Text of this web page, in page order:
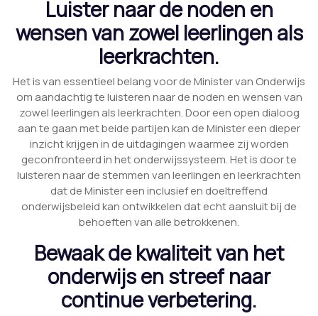
Luister naar de noden en
wensen van zowel leerlingen als
leerkrachten.
Het is van essentieel belang voor de Minister van Onderwijs
om aandachtig te luisteren naar de noden en wensen van
zowel leerlingen als leerkrachten. Door een open dialoog
aan te gaan met beide partijen kan de Minister een dieper
inzicht krijgen in de uitdagingen waarmee zij worden
geconfronteerd in het onderwijssysteem. Het is door te
luisteren naar de stemmen van leerlingen en leerkrachten
dat de Minister een inclusief en doeltreffend
onderwijsbeleid kan ontwikkelen dat echt aansluit bij de
behoeften van alle betrokkenen.
Bewaak de kwaliteit van het
onderwijs en streef naar
continue verbetering.